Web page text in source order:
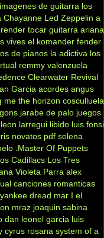
imagenes de guitarra los
Chayanne Led Zeppelin a
tocar guitarra ariana
vives el komander fender
de pianos la adictiva los
remmy valenzuela
Clearwater Revival
Garcia acordes angus
me the horizon cosculluela
jarabe de palo juegos
leon larregui libido luis fonsi
novatos pdf selena
.Master Of Puppets
Cadillacs Los Tres
Violeta Parra alex
canciones romanticas
dread mar I el
mraz joaquin sabina
dan leonel garcia luis
cyrus rosana system of a